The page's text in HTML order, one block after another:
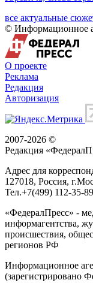
все актуальные
© Информационное
О проекте
Реклама
Редакция
Авторизация
2007-2026 ©
Редакция «
Адрес для
127018, Россия, г.
Тел.+7(499) 112-35-89
«ФедералПресс» -
информагентства,
происшествия,
регионов РФ
Информационное
(зарегистрировано